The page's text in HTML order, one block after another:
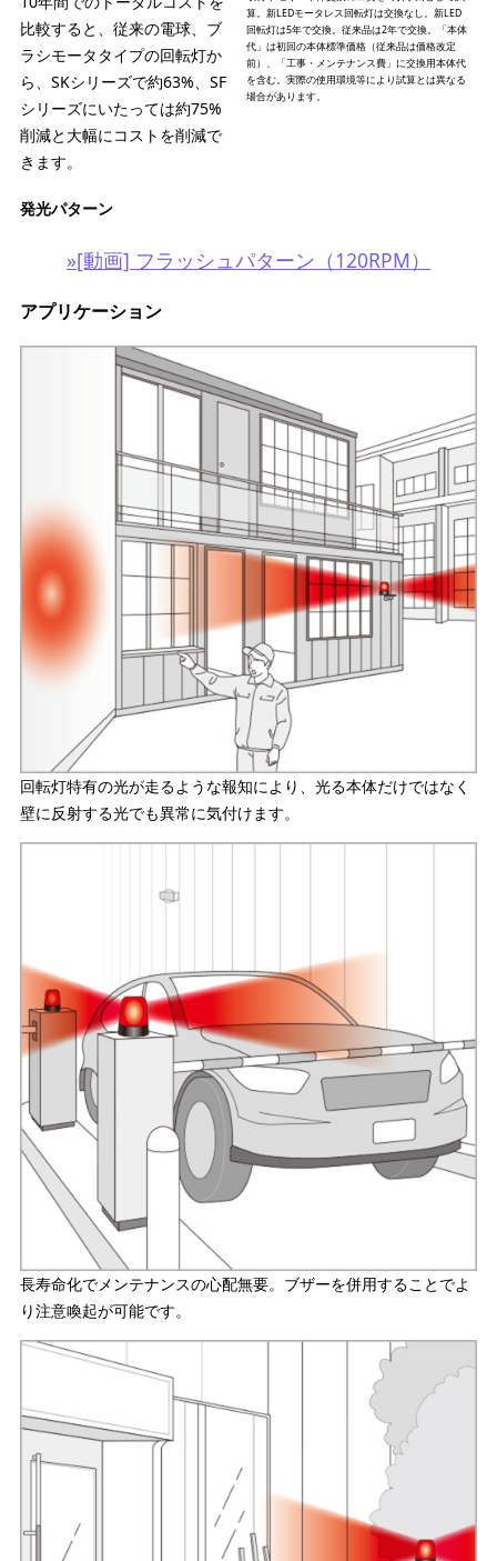
算。新LEDモータレス回転灯は交換なし。新LED
回転灯は5年で交換。従来品は2年で交換。「本体
代」は初回の本体標準価格（従来品は価格改定
前）、「工事・メンテナンス費」に交換用本体代
を含む。実際の使用環境等により試算とは異なる
場合があります。
比較すると、従来の電球、ブ
ラシモータタイプの回転灯か
ら、SKシリーズで約63%、SF
シリーズにいたっては約75%
削減と大幅にコストを削減で
きます。
発光パターン
»[動画] フラッシュパターン（120RPM）
アプリケーション
回転灯特有の光が走るような報知により、光る本体だけではなく
壁に反射する光でも異常に気付けます。
長寿命化でメンテナンスの心配無要。ブザーを併用することでよ
り注意喚起が可能です。